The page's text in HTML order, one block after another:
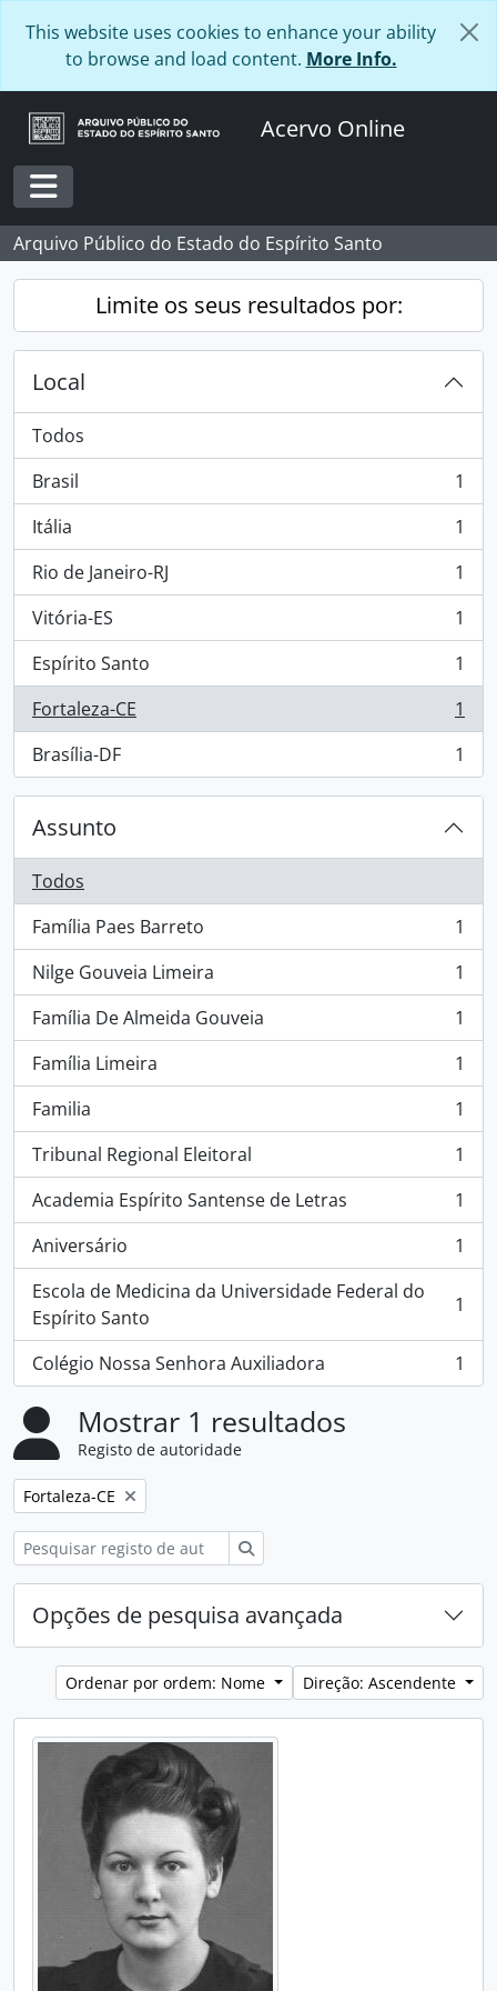
This website uses cookies to enhance your ability
to browse and load content. More Info.
Acervo Online
Toggle navigation
Arquivo Público do Estado do Espírito Santo
Limite os seus resultados por:
Local
Todos
Brasil
, 1 resultados
1
Itália
, 1 resultados
1
Rio de Janeiro-RJ
, 1 resultados
1
Vitória-ES
, 1 resultados
1
Espírito Santo
, 1 resultados
1
Fortaleza-CE
, 1 resultados
1
Brasília-DF
, 1 resultados 1
Assunto
Todos
Família Paes Barreto
, 1 resultados
1
Nilge Gouveia Limeira
, 1 resultados
1
Família De Almeida Gouveia
, 1 resultados
1
Família Limeira
, 1 resultados
1
Familia
, 1 resultados
1
Tribunal Regional Eleitoral
, 1 resultados
1
Academia Espírito Santense de Letras
, 1 resultados
1
Aniversário
, 1 resultados
1
Escola de Medicina da Universidade Federal do
Espírito Santo
, 1 resultados 1
Colégio Nossa Senhora Auxiliadora
, 1 resultados 1
Mostrar 1 resultados
Registo de autoridade
Remover filtro:
Fortaleza-CE
Opções de pesquisa avançada
Ordenar por ordem: Nome Direção: Ascendente